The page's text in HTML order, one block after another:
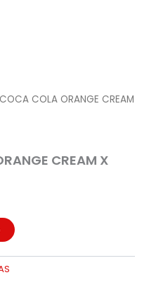
COLA ORANGE CREAM
CREAM X